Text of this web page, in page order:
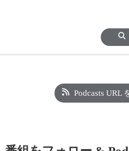
Podcasts URL